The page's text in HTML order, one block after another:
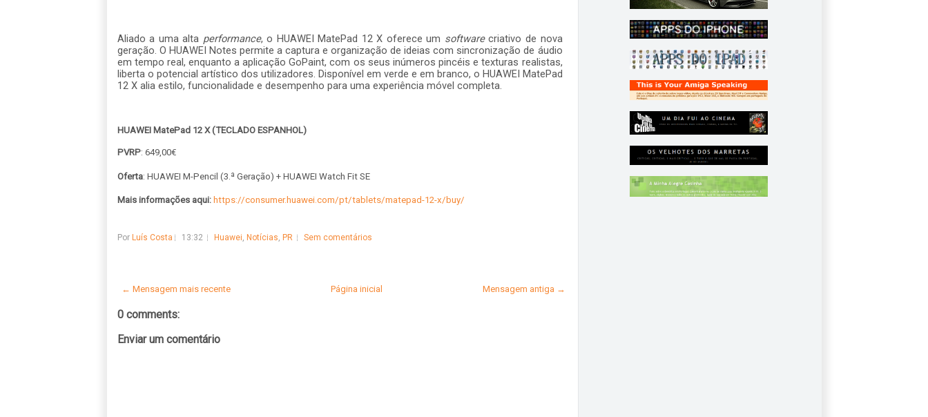
Aliado a uma alta performance, o HUAWEI MatePad 12 X oferece um softwarecriativo de nova
geração. O HUAWEI Notes permite a captura e organização de ideias com sincronização de áudio
em tempo real, enquanto a aplicação GoPaint, com os seus inúmeros pincéis e texturas realistas,
liberta o potencial artístico dos utilizadores. Disponível em verde e em branco, o HUAWEI MatePad
12 X alia estilo, funcionalidade e desempenho para uma experiência móvel completa.
HUAWEI MatePad 12 X (TECLADO ESPANHOL)
PVRP: 649,00€
Oferta: HUAWEI M-Pencil (3.ª Geração) + HUAWEI Watch Fit SE
Mais informações aqui: https://consumer.huawei.com/pt/tablets/matepad-12-x/buy/
Por Luís Costa 13:32 Huawei, Notícias, PR Sem comentários
← Mensagem mais recente Mensagem antiga →
Página inicial
0 comments:
Enviar um comentário